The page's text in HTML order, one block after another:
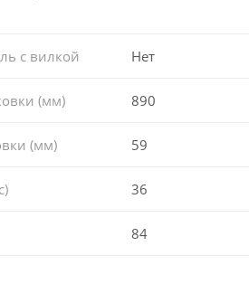
с вилкой Нет
(мм) 890
(мм) 59
36
84